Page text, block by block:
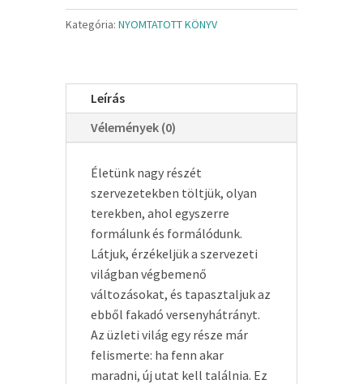
-
Vitals
Kategória: NYOMTATOTT KÖNYV
Leírás
Vélemények (0)
Életünk nagy részét
szervezetekben töltjük, olyan
terekben, ahol egyszerre
formálunk és formálódunk.
Látjuk, érzékeljük a szervezeti
világban végbemenő
változásokat, és tapasztaljuk az
ebből fakadó versenyhátrányt.
Az üzleti világ egy része már
felismerte: ha fenn akar
maradni, új utat kell találnia. Ez